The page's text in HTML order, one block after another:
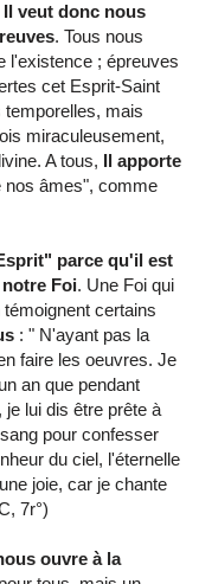
Il veut donc nous
. Tous nous
l'existence ; épreuves
cet Esprit-Saint
temporelles, mais
miraculeusement,
A tous, Il apporte
nos âmes", comme
parce qu'il est
Foi. Une Foi qui
certains
: " N'ayant pas la
faire les oeuvres. Je
an que pendant
lui dis être prête à
pour confesser
du ciel, l'éternelle
joie, car je chante
7r°)
ouvre à la